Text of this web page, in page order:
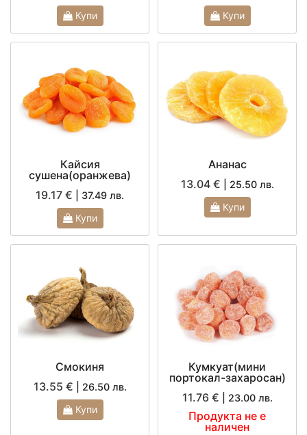
Купи Купи
Кайсия
сушена(оранжева)
19.17 €
| 37.49 лв.
Купи
Ананас
13.04 €
| 25.50 лв.
Купи
Смокиня
13.55 €
| 26.50 лв.
Купи
Кумкуат(мини
портокал-захаросан)
11.76 €
| 23.00 лв.
Продукта не е
наличен